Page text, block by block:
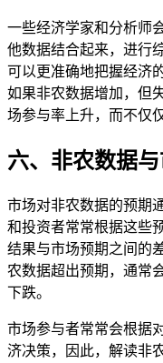
一些经济学家和分析师
他数据结合起来，进行
可以更准确地把握经济
如果非农数据增加，但
场参与率上升，而不仅
六、非农数据
市场对非农数据的预期
和投资者常常根据这些
结果与市场预期之间的
农数据超出预期，通常
下跌。
市场参与者常常会根据
济决策，因此，解读非